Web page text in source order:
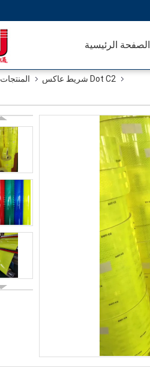
الصفحة الرئيسية
المنتجات Dot C2 شريط عاكس